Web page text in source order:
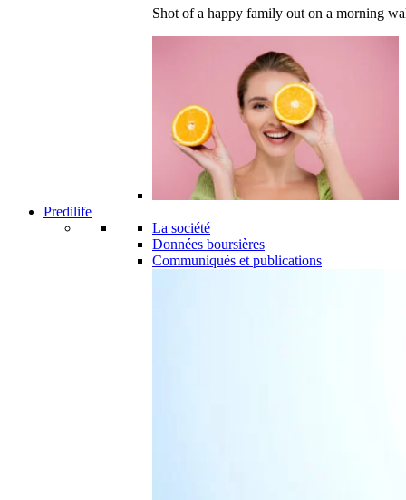
Shot of a happy family out on a morning
Predilife
La société
Données boursières
Communiqués et publications